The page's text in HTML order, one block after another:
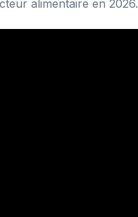
alimentaire en 2026.